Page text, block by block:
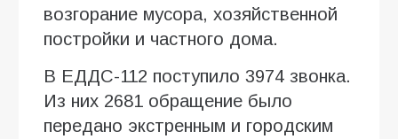
возгорание мусора, хозяйственной
постройки и частного дома.
В ЕДДС-112 поступило 3974 звонка.
Из них 2681 обращение было
передано экстренным и городским